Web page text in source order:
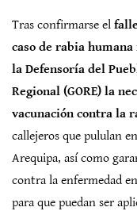
Tras confirmarse el
caso de rabia
la Defensoría del
Regional (GORE) la
vacunación contra la
callejeros que pululan
Arequipa, así como
contra la enfermedad
para que puedan ser